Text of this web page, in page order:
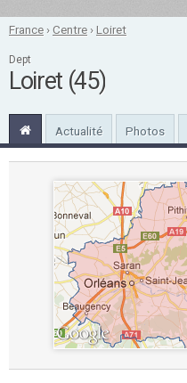
France ›Centre ›Loiret
Dept
Loiret (45)
Actualité Photos